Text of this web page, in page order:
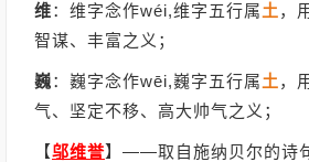
维：维字念作wéi,维字五行属土 ，
智谋、丰富之义；
巍：巍字念作wēi,巍字五行属土 ，
气、坚定不移、高大帅气之义；
【邬维誉】 ——取自施纳贝尔的诗